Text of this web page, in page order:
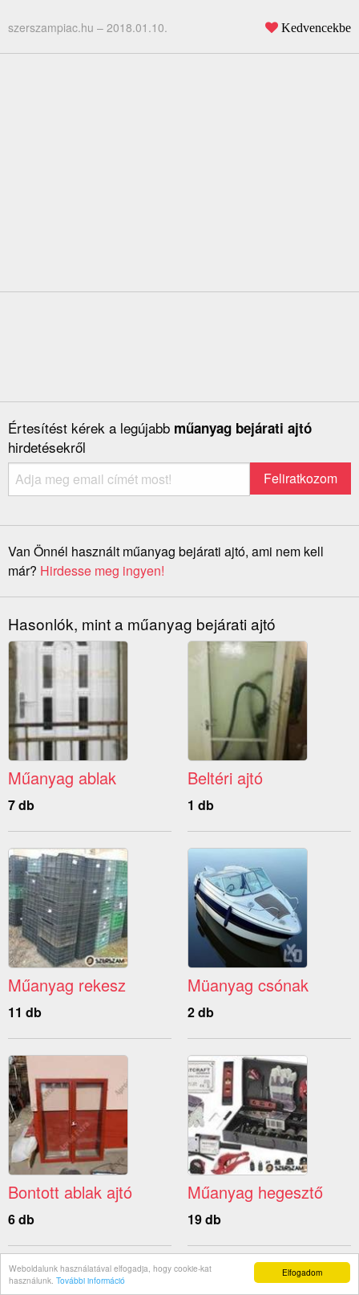
Elfogadom
Weboldalunk használatával elfogadja, hogy cookie-kat
használunk. További információ
szerszampiac.hu – 2018.01.10. Kedvencekbe
Értesítést kérek a legújabb műanyag bejárati ajtó
hirdetésekről
Van Önnél használt műanyag bejárati ajtó, ami nem kell
már? Hirdesse meg ingyen!
Hasonlók, mint a műanyag bejárati ajtó
Műanyag ablak
7 db
Beltéri ajtó
1 db
Műanyag rekesz
11 db
Müanyag csónak
2 db
Bontott ablak ajtó
6 db
Műanyag hegesztő
19 db